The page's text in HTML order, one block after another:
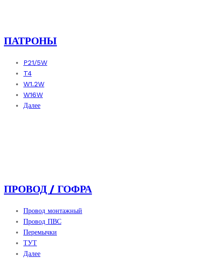
ПАТРОНЫ
P21/5W
T4
W1.2W
W16W
Далее
ПРОВОД / ГОФРА
Провод монтажный
Провод ПВС
Перемычки
ТУТ
Далее